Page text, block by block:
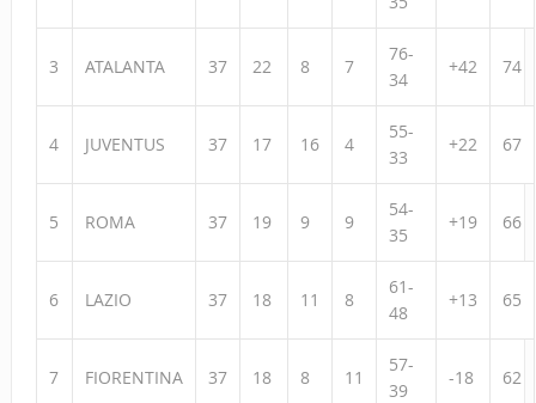
3 ATALANTA 37 22 8 7
76-
34
+42 74
4 JUVENTUS 37 17 16 4
55-
33
+22 67
5 ROMA 37 19 9 9
54-
35
+19 66
6 LAZIO 37 18 11 8
61-
48
+13 65
7 FIORENTINA 37 18 8 11
57-
39
-18 62